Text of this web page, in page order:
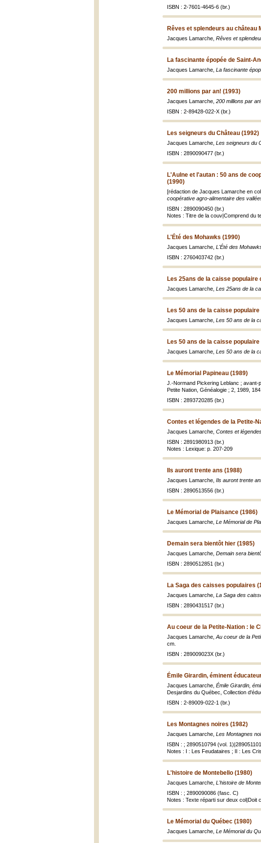
ISBN : 2-7601-4645-6 (br.)
Rêves et splendeurs au château
Jacques Lamarche, Rêves et
La fascinante épopée de Saint-
Jacques Lamarche, La fascinante
200 millions par an! (1993)
Jacques Lamarche, 200 millions par
ISBN : 2-89428-022-X (br.)
Les seigneurs du Château (1992)
Jacques Lamarche, Les seigneurs du
ISBN : 2890090477 (br.)
L'Aulne et l'autan : 50 ans de
(1990)
[rédaction de Jacques Lamarche en
coopérative agro-alimentaire des
ISBN : 2890090450 (br.)
Notes : Titre de la couv|Comprend du
L'Été des Mohawks (1990)
Jacques Lamarche, L'Été des
ISBN : 2760403742 (br.)
Les 25ans de la caisse
Jacques Lamarche, Les 25ans de la
Les 50 ans de la caisse
Jacques Lamarche, Les 50 ans de la
Les 50 ans de la caisse
Jacques Lamarche, Les 50 ans de la
Le Mémorial Papineau (1989)
J.-Normand Pickering Leblanc ; avant-
Petite Nation, Généalogie ; 2, 1989,
ISBN : 2893720285 (br.)
Contes et légendes de la Petite-
Jacques Lamarche, Contes et
ISBN : 2891980913 (br.)
Notes : Lexique: p. 207-209
Ils auront trente ans (1988)
Jacques Lamarche, Ils auront trente
ISBN : 2890513556 (br.)
Le Mémorial de Plaisance (1986)
Jacques Lamarche, Le Mémorial de
Demain sera bientôt hier (1985)
Jacques Lamarche, Demain sera
ISBN : 2890512851 (br.)
La Saga des caisses populaires
Jacques Lamarche, La Saga des
ISBN : 2890431517 (br.)
Au coeur de la Petite-Nation : le
Jacques Lamarche, Au coeur de la
cm.
ISBN : 289009023X (br.)
Émile Girardin, éminent
Jacques Lamarche, Émile Girardin,
Desjardins du Québec, Collection
ISBN : 2-89009-022-1 (br.)
Les Montagnes noires (1982)
Jacques Lamarche, Les Montagnes
ISBN : ; 2890510794 (vol.
Notes : I : Les Feudataires ; II : Les
L'histoire de Montebello (1980)
Jacques Lamarche, L'histoire de
ISBN : ; 2890090086 (fasc. C)
Notes : Texte réparti sur deux col|Doit
Le Mémorial du Québec (1980)
Jacques Lamarche, Le Mémorial du